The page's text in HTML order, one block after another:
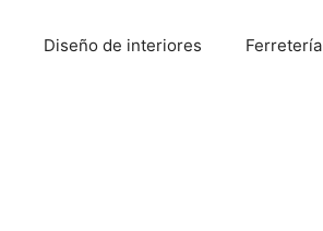
Diseño de interiores Ferretería